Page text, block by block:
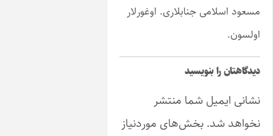
جنابلاری. اوغورلار
بنویسید
شما منتشر
بخش‌های موردنیاز